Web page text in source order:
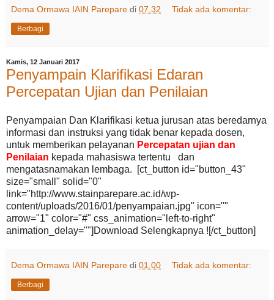
Dema Ormawa IAIN Parepare di 07.32 Tidak ada komentar:
Berbagi
Kamis, 12 Januari 2017
Penyampain Klarifikasi Edaran
Percepatan Ujian dan Penilaian
Penyampaian Dan Klarifikasi ketua jurusan atas beredarnya
informasi dan instruksi yang tidak benar kepada dosen,
untuk memberikan pelayanan Percepatan ujian dan
Penilaian kepada mahasiswa tertentu dan
mengatasnamakan lembaga. [ct_button id="button_43"
size="small" solid="0"
link="http://www.stainparepare.ac.id/wp-
content/uploads/2016/01/penyampaian.jpg" icon=""
arrow="1" color="#" css_animation="left-to-right"
animation_delay=""]Download Selengkapnya ![/ct_button]
Dema Ormawa IAIN Parepare di 01.00 Tidak ada komentar:
Berbagi